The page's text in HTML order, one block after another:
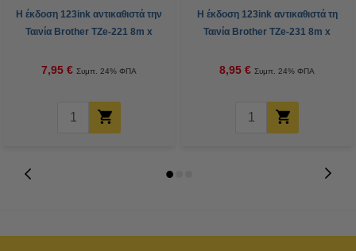
Η έκδοση 123ink αντικαθιστά την
Ταινία Brother TZe-221 8m x
7,95 € Συμπ. 24% ΦΠΑ
Η έκδοση 123ink αντικαθιστά τη
Ταινία Brother TZe-231 8m x
8,95 € Συμπ. 24% ΦΠΑ